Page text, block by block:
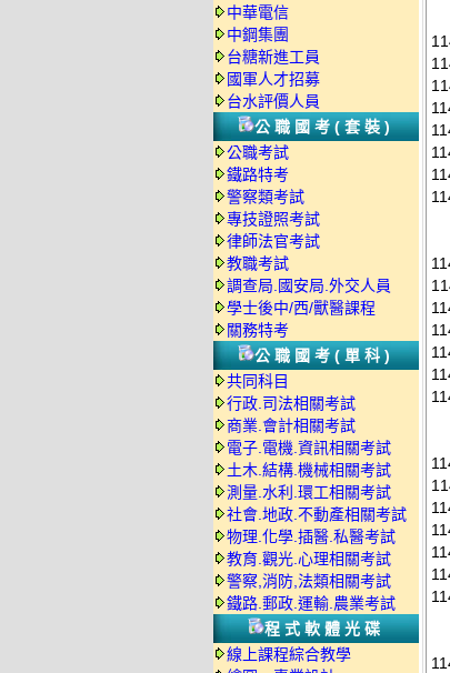
中華電信
中鋼集團
台糖新進工員
國軍人才招募
台水評價人員
公職國考(套裝)
公職考試
鐵路特考
警察類考試
專技證照考試
律師法官考試
教職考試
調查局.國安局.外交人員
學士後中/西/獸醫課程
關務特考
公職國考(單科)
共同科目
行政.司法相關考試
商業.會計相關考試
電子.電機.資訊相關考試
土木.結構.機械相關考試
測量.水利.環工相關考試
社會.地政.不動產相關考試
物理.化學.插醫.私醫考試
教育.觀光.心理相關考試
警察,消防,法類相關考試
鐵路.郵政.運輸.農業考試
程式軟體光碟
線上課程綜合教學